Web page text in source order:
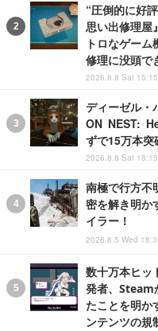
“圧倒的に好
思い出修理屋
トロなゲー
修理に没頭で
2026.8.8 Sat 15:15
ディーゼル・
ON NEST:
ずで15万本突
2026.8.8 Sat 18:15
南極で行方不
密を解き明か
イラー！
2026.8.5 Wed
数十万本ヒッ
発者、Steam
たことを明か
ンテンツの規